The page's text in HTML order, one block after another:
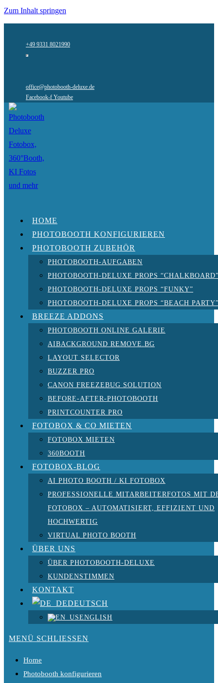
Zum Inhalt springen
+49 9331 8021990
office@photobooth-deluxe.de
Facebook-f Youtube
HOME
PHOTOBOOTH KONFIGURIEREN
PHOTOBOOTH ZUBEHÖR
PHOTOBOOTH-AUFGABEN
PHOTOBOOTH-DELUXE PROPS
PHOTOBOOTH-DELUXE PROPS “FUNKY”
PHOTOBOOTH-DELUXE PROPS “BEACH
BREEZE ADDONS
PHOTOBOOTH ONLINE GALERIE
AIBACKGROUND REMOVE.BG
LAYOUT SELECTOR
BUZZER PRO
CANON FREEZEBUG SOLUTION
BEFORE-AFTER-PHOTOBOOTH
PRINTCOUNTER PRO
FOTOBOX & CO MIETEN
FOTOBOX MIETEN
360BOOTH
FOTOBOX-BLOG
AI PHOTO BOOTH / KI FOTOBOX
PROFESSIONELLE MITARBEITERFOTOS MIT
FOTOBOX – AUTOMATISIERT, EFFIZIENT UND
HOCHWERTIG
VIRTUAL PHOTO BOOTH
ÜBER UNS
ÜBER PHOTOBOOTH-DELUXE
KUNDENSTIMMEN
KONTAKT
DEUTSCH
ENGLISH
MENÜ SCHLIESSEN
Home
Photobooth konfigurieren